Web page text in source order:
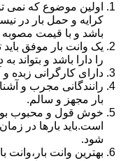
اولین موضوع که نمی
کرایه و حمل بار در
باشد و با قیمت مصوبه
یک وانت بار موفق
را دارا باشد و بتواند
دارای کارگرانی زبده
رانندگانی مجرب و
بار مجهز و سالم.
خوش قول و محبوب
است.باید بارها در
شود.
بهترین وانت بار،وانت